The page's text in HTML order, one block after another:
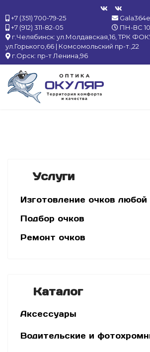
+7 (351) 700-79-25
+7 (912) 311-82-05
ПН-ВС
г.Челябинск: ул.Молдавская,16, ТРК
ул.Горького,66 | Комсомольский пр-т.,22
г.Орск: пр-т Ленина,96
Услуги
Изготовление очков
Подбор очков
Ремонт очков
Каталог
Аксессуары
Водительские и